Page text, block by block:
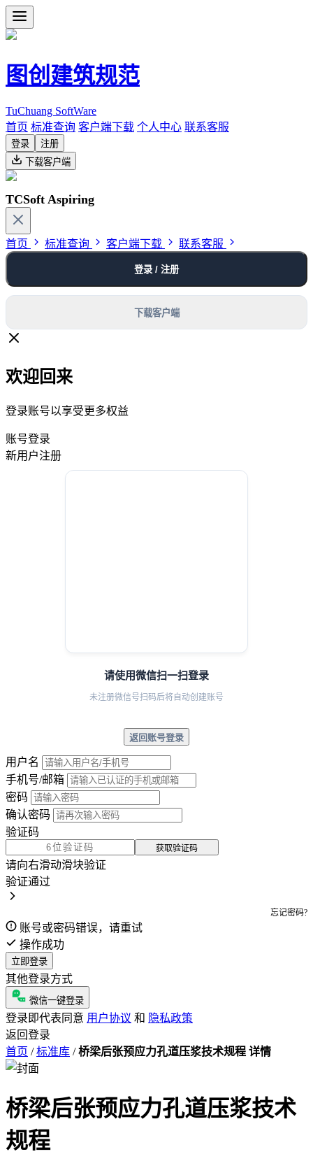
图创建筑规范
TuChuang SoftWare
首页 标准查询 客户端下载 个人中心 联系客服
登录
注册
下载客户端
TCSoft Aspiring
首页 标准查询 客户端下载 联系客服
登录 / 注册
下载客户端
欢迎回来
登录账号以享受更多权益
账号登录
新用户注册
请使用微信扫一扫登录
未注册微信号扫码后将自动创建账号
返回账号登录
用户名
手机号/邮箱
密码
确认密码
验证码
获取验证码
请向右滑动滑块验证
验证通过
忘记密码?
账号或密码错误，请重试
操作成功
立即登录
其他登录方式
微信一键登录
登录即代表同意 用户协议 和 隐私政策
返回登录
首页 / 标准库 / 桥梁后张预应力孔道压浆技术规程 详情
桥梁后张预应力孔道压浆技术
规程